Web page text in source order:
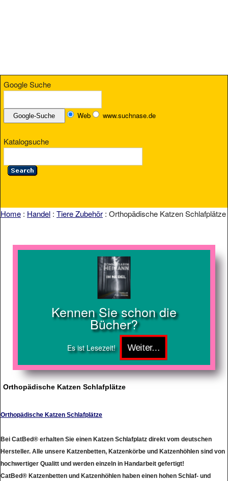
Google Suche
Web www.suchnase.de
Katalogsuche
Home : Handel : Tiere Zubehör : Orthopädische Katzen Schlafplätze
Kennen Sie schon die
Bücher?
Es ist Lesezeit!
Orthopädische Katzen Schlafplätze
Orthopädische Katzen Schlafplätze
Bei CatBed® erhalten Sie einen Katzen Schlafplatz direkt vom deutschen
Hersteller. Alle unsere Katzenbetten, Katzenkörbe und Katzenhöhlen sind von
hochwertiger Qualitt und werden einzeln in Handarbeit gefertigt!
CatBed® Katzenbetten und Katzenhöhlen haben einen hohen Schlaf- und